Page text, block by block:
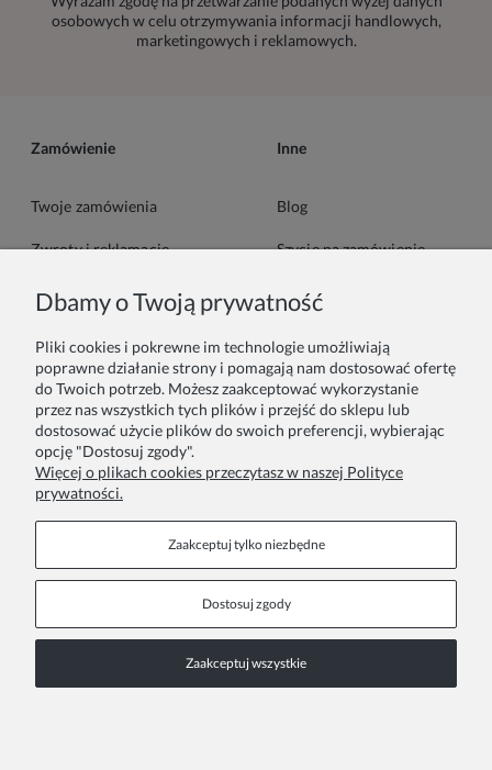
osobowych w celu otrzymywania informacji handlowych,
marketingowych i reklamowych.
Zamówienie
Twoje zamówienia
Zwroty i reklamacje
Formy płatności
Inne
Blog
Szycie na zamówienie
Pakowanie na prezent
Informacje
O nas
Współprace
Polityka prywatności
Regulamin sklepu
Kontakt
sklep@almania.pl
Copyright © 2022 ALMANIA.
Dbamy o Twoją prywatność
Pliki cookies i pokrewne im technologie umożliwiają
poprawne działanie strony i pomagają nam dostosować ofertę
do Twoich potrzeb. Możesz zaakceptować wykorzystanie
przez nas wszystkich tych plików i przejść do sklepu lub
dostosować użycie plików do swoich preferencji, wybierając
opcję "Dostosuj zgody".
Więcej o plikach cookies przeczytasz w naszej Polityce
prywatności.
Zaakceptuj tylko niezbędne
Dostosuj zgody
Zaakceptuj wszystkie